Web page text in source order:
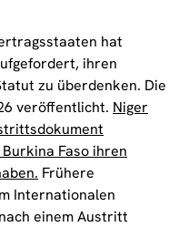
hat
ihren
zu überdenken. Die
veröffentlicht. Niger
Faso ihren
Frühere
Internationalen
einem Austritt